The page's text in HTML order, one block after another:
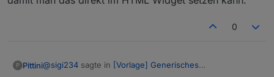
0
P Pittini@sigi234 sagte in [Vorlage] Generisches